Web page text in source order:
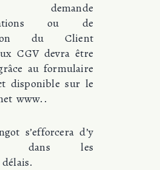
demande
ou de
du Client
CGV devra être
au formulaire
disponible sur le
www. .
s’efforcera d’y
dans les